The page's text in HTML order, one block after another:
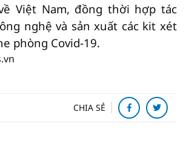
Việt Nam, đồng thời hợp tác
nghệ và sản xuất các kit xét
phòng Covid-19.
CHIA SẺ